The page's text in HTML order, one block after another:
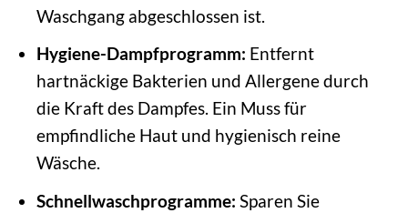
Waschgang abgeschlossen ist.
Hygiene-Dampfprogramm: Entfernt
hartnäckige Bakterien und Allergene durch
die Kraft des Dampfes. Ein Muss für
empfindliche Haut und hygienisch reine
Wäsche.
Schnellwaschprogramme: Sparen Sie